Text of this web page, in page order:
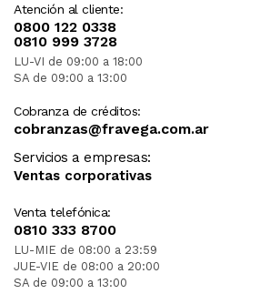
Atención al cliente:
0800 122 0338
0810 999 3728
LU-VI de 09:00 a 18:00
SA de 09:00 a 13:00
Cobranza de créditos:
cobranzas@fravega.com.ar
Servicios a empresas:
Ventas corporativas
Venta telefónica:
0810 333 8700
LU-MIE de 08:00 a 23:59
JUE-VIE de 08:00 a 20:00
SA de 09:00 a 13:00